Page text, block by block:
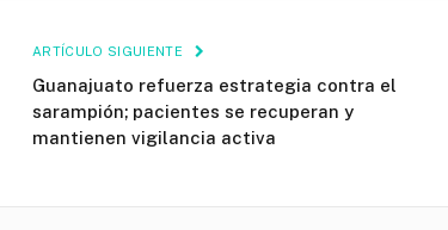
ARTÍCULO SIGUIENTE
Guanajuato refuerza estrategia contra el
sarampión; pacientes se recuperan y
mantienen vigilancia activa